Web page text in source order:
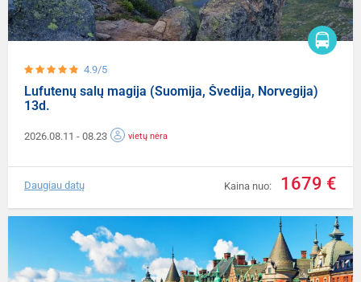
4.9/5
Lufutenų salų magija (Suomija, Švedija, Norvegija)
13d.
2026.08.11 - 08.23 vietų nėra
Kaina nuo: 1679 €
Daugiau datų